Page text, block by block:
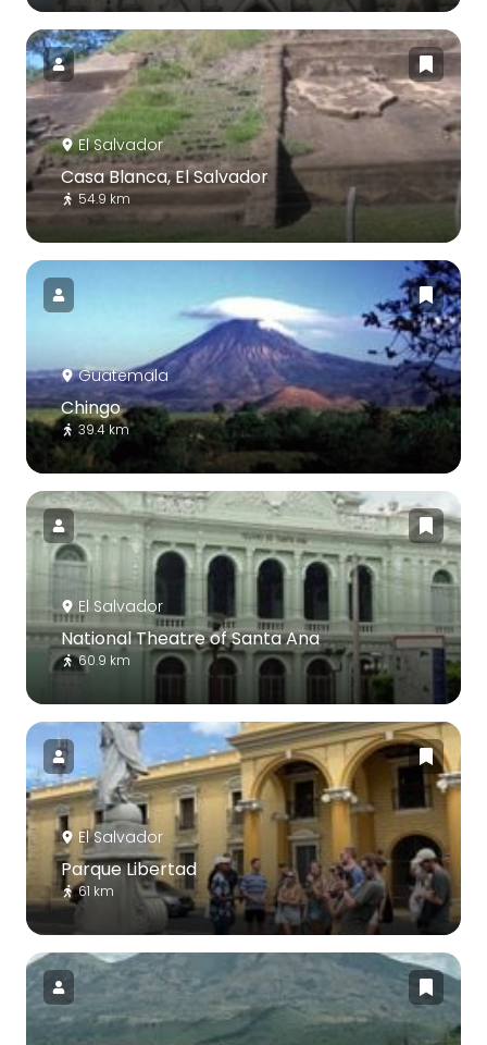
El Salvador
Casa Blanca, El Salvador
54.9 km
Guatemala
Chingo
39.4 km
El Salvador
National Theatre of Santa Ana
60.9 km
El Salvador
Parque Libertad
61 km